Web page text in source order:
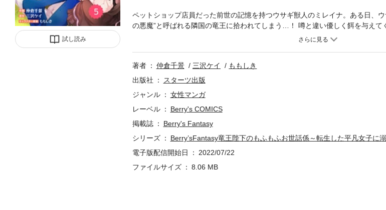
試し読み
ペットショップ店員だった前世の記憶を持つウサギ獣人のミレイナ。ある日、
の悪魔”と呼ばれる隣国の竜王に拾われてしまう…！ 噂と違い優しく餌を与えて
なんと彼はミレイナを太らせて食べると言っていて!? 「食べられたくない！」
著者
仲倉千景 三沢ケイ
ももしき
出版社
スターツ出版
ジャンル
女性マンガ
レーベル
Berry's COMICS
掲載誌
Berry's Fantasy
シリーズ
Berry’sFantasy竜王陛下のもふもふお世話係～転生した平凡女子に
電子版配信開始日
2022/07/22
ファイルサイズ
8.06 MB